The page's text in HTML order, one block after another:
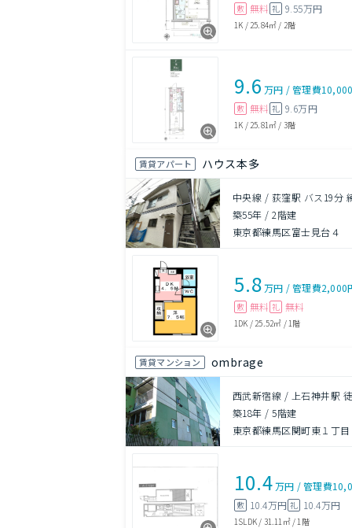
敷 無料 礼 9.55万円
1K / 25.84㎡ / 2階
9.6 万円 /管理費
敷 無料 礼 9.6万円
1K / 25.81㎡ / 3階
賃貸アパート ハウス本多
中央線 / 荻窪駅 バス19分
築55年 /2階建
東京都練馬区富士見台４
5.8万円 /管理費2,000
敷 無料 礼 無料
1DK / 25.52㎡ / 1階
賃貸マンション ombrage
西武新宿線 / 上石神井駅
築18年 /5階建
東京都練馬区関町東１丁目
10.4万円 /管理費
敷 10.4万円 礼 10.4万円
1SLDK / 31.11㎡/ 1階